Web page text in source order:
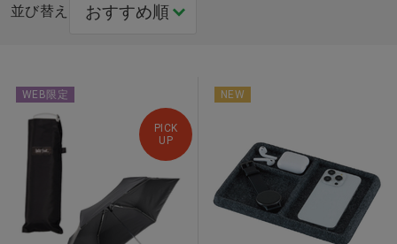
並び替え
PICK
UP
WEB限定 NEW